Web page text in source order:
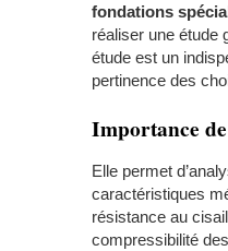
fondations
réaliser une étude
étude est un
pertinence des
Importance
Elle permet
caractéristiques
résistance au
compressibilité